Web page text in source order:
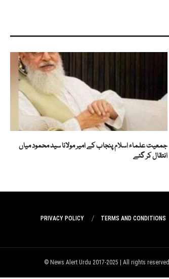
جمعیت علماء اسلام پنجاب کے امیر مولانا سید محمود میاں
انتقال کر گئے
TERMS AND CONDITIONS
PRIVACY POLICY
News Alert Urdu 2017-2025 | All rights reserved ©